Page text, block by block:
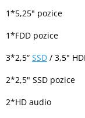
A
CARTRIDGE
Sestavy
počítačů
systémy
1*5,25" pozice
1*FDD pozice
3*2,5“ SSD / 3,5"
2*2,5" SSD pozice
2*HD audio